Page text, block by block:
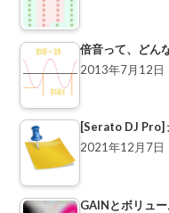
倍音って、どん
2013年7月12日
[Serato DJ Pro]
2021年12月7日
GAINとボリュ